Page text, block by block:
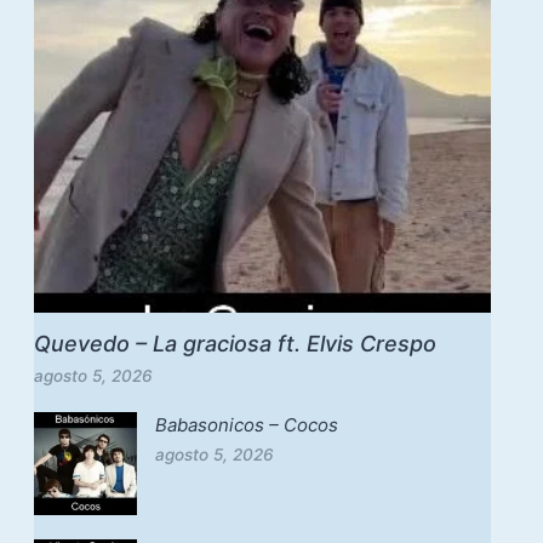
Quevedo – La graciosa ft. Elvis Crespo
agosto 5, 2026
Babasonicos – Cocos
agosto 5, 2026